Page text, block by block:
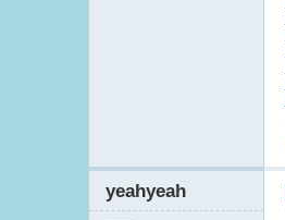
yeahyeah